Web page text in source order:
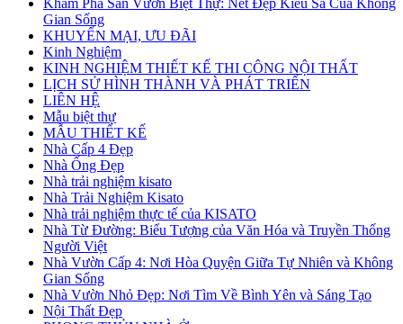
Gian Sống
KHUYẾN MẠI, ƯU ĐÃI
Kinh Nghiệm
KINH NGHIỆM THIẾT KẾ THI CÔNG NỘI THẤT
LỊCH SỬ HÌNH THÀNH VÀ PHÁT TRIỂN
LIÊN HỆ
Mẫu biệt thự
MẪU THIẾT KẾ
Nhà Cấp 4 Đẹp
Nhà Ống Đẹp
Nhà trải nghiệm kisato
Nhà Trải Nghiệm Kisato
Nhà trải nghiệm thực tế của KISATO
Nhà Từ Đường: Biểu Tượng của Văn Hóa và Truyền Thống
Người Việt
Nhà Vườn Cấp 4: Nơi Hòa Quyện Giữa Tự Nhiên và Không
Gian Sống
Nhà Vườn Nhỏ Đẹp: Nơi Tìm Về Bình Yên và Sáng Tạo
Nội Thất Đẹp